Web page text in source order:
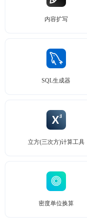
内容扩写
SQL生成器
立方(三次方)计算工具
密度单位换算